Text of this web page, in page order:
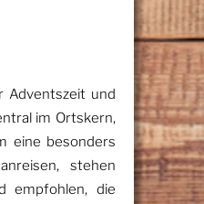
Adventszeit und
im Ortskern,
eine besonders
stehen
empfohlen, die